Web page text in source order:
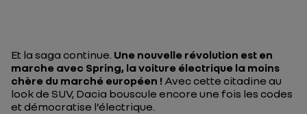
Et la saga continue. Une nouvelle révolution est en
marche avec Spring, la voiture électrique la moins
chère du marché européen !Avec cette citadine au
look de SUV, Dacia bouscule encore une fois les codes
et démocratise l’électrique.